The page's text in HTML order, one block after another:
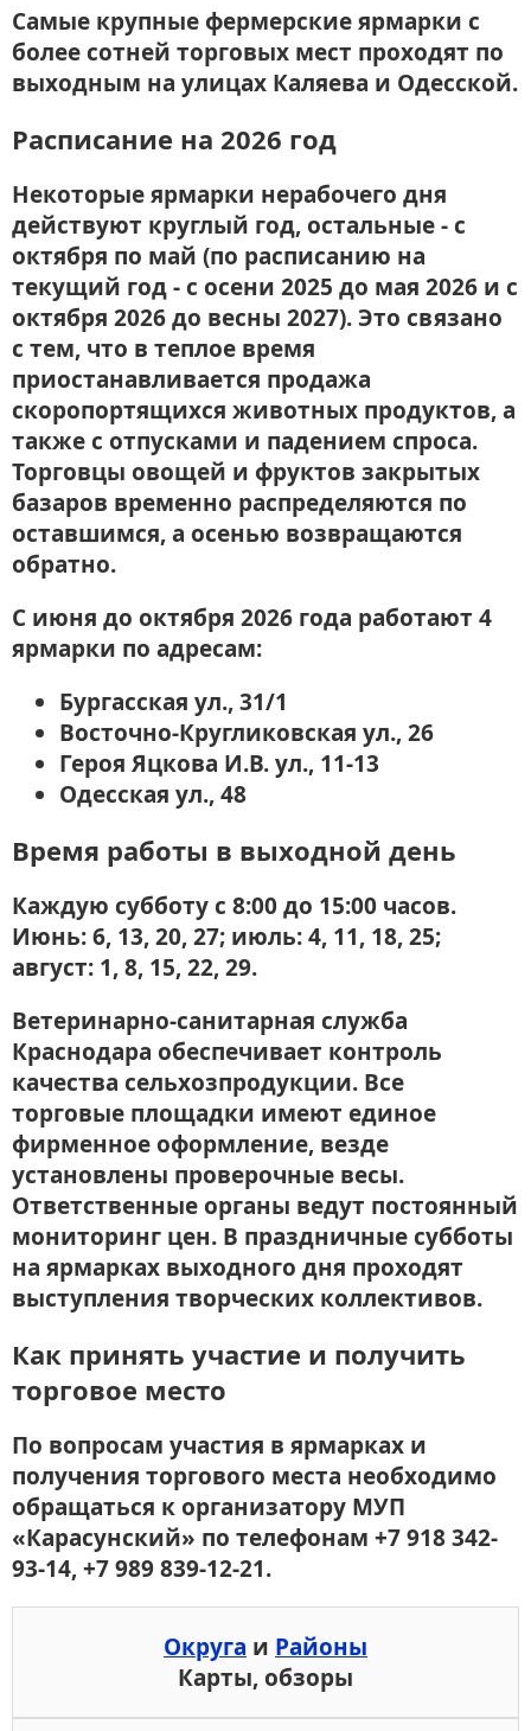
Самые крупные фермерские ярмарки с
более сотней торговых мест проходят по
выходным на улицах Каляева и Одесской.
Расписание на 2026 год
Некоторые ярмарки нерабочего дня
действуют круглый год, остальные - с
октября по май (по расписанию на
текущий год - с осени 2025 до мая 2026 и с
октября 2026 до весны 2027). Это связано
с тем, что в теплое время
приостанавливается продажа
скоропортящихся животных продуктов, а
также с отпусками и падением спроса.
Торговцы овощей и фруктов закрытых
базаров временно распределяются по
оставшимся, а осенью возвращаются
обратно.
С июня до октября 2026 года работают 4
ярмарки по адресам:
Бургасская ул., 31/1
Восточно-Кругликовская ул., 26
Героя Яцкова И.В. ул., 11-13
Одесская ул., 48
Время работы в выходной день
Каждую субботу с 8:00 до 15:00 часов.
Июнь: 6, 13, 20, 27; июль: 4, 11, 18, 25;
август: 1, 8, 15, 22, 29.
Ветеринарно-санитарная служба
Краснодара обеспечивает контроль
качества сельхозпродукции. Все
торговые площадки имеют единое
фирменное оформление, везде
установлены проверочные весы.
Ответственные органы ведут постоянный
мониторинг цен. В праздничные субботы
на ярмарках выходного дня проходят
выступления творческих коллективов.
Как принять участие и получить
торговое место
По вопросам участия в ярмарках и
получения торгового места необходимо
обращаться к организатору МУП
«Карасунский» по телефонам +7 918 342-
93-14, +7 989 839-12-21.
Округа и Районы
Карты, обзоры